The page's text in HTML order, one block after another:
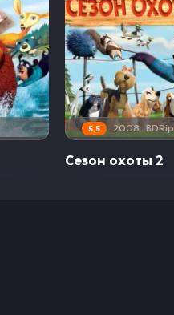
5,5 2008 BDRip
Сезон охоты 2